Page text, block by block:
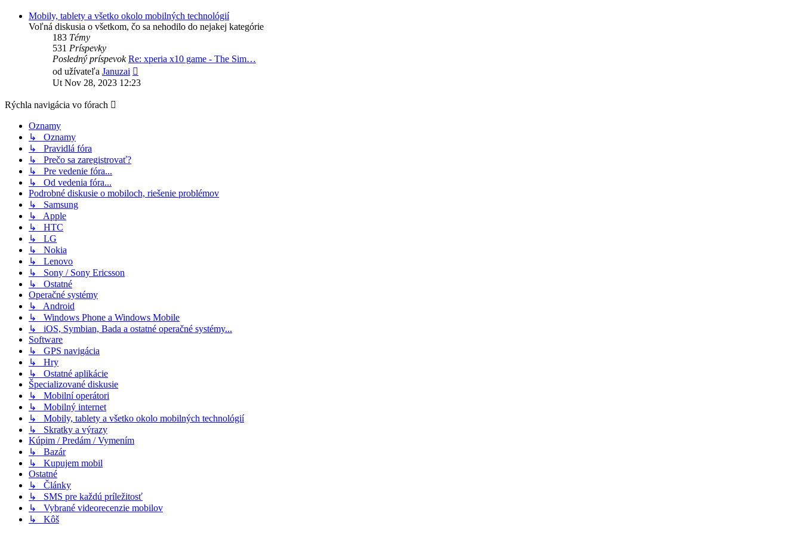
Mobily, tablety a všetko okolo mobilných technológií
Voľná diskusia o všetkom, čo sa nehodilo do nejakej kategórie
183 Témy
531 Príspevky
Posledný príspevok Re: xperia x10 game - The Sim…
od užívateľa Januzai
posledný
Ut Nov 28, 2023 12:23
Rýchla navigácia vo fórach
Oznamy
↳ Oznamy
↳ Pravidlá fóra
↳ Prečo sa zaregistrovať?
↳ Pre vedenie fóra...
↳ Od vedenia fóra...
Podrobné diskusie o mobiloch, riešenie problémov
↳ Samsung
↳ Apple
↳ HTC
↳ LG
↳ Nokia
↳ Lenovo
↳ Sony / Sony Ericsson
↳ Ostatné
Operačné systémy
↳ Android
↳ Windows Phone a Windows Mobile
↳ iOS, Symbian, Bada a ostatné operačné systémy...
Software
↳ GPS navigácia
↳ Hry
↳ Ostatné aplikácie
Špecializované diskusie
↳ Mobilní operátori
↳ Mobilný internet
↳ Mobily, tablety a všetko okolo mobilných technológií
↳ Skratky a výrazy
Kúpim / Predám / Vymením
↳ Bazár
↳ Kupujem mobil
Ostatné
↳ Články
↳ SMS pre každú príležitosť
↳ Vybrané videorecenzie mobilov
↳ Kôš